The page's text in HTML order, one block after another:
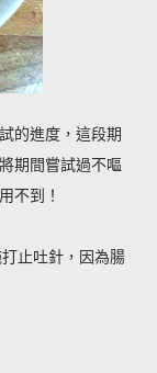
的進度，這段期
期間嘗試過不嘔
不到！
止吐針，因為腸